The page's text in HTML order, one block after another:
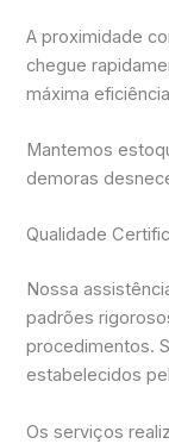
A proximidade
chegue
máxima
Mantemos
demoras
Qualidade
Nossa
padrões
procedimentos.
estabelecidos
Os serviços